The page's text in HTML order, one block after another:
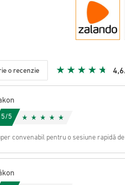
o recenzie
5/5
convenabil pentru o sesiune rapidă